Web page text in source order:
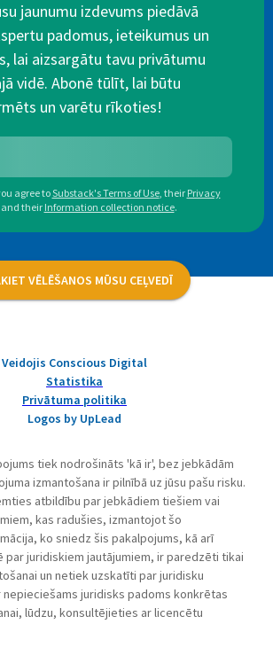
jaunumu izdevums piedāvā
padomus, ieteikumus un
lai aizsargātu tavu privātumu
vidē. Abonē tūlīt, lai būtu
un varētu rīkoties!
agree toSubstack's Terms of Use, their Privacy
and their Information collection notice.
VĒLĒŠANOS MŪSU CEĻVEDĪ
Veidojis Conscious Digital
Statistika
Privātuma politika
Logos by UpLead
tiek nodrošināts 'kā ir', bez jebkādām
izmantošana ir pilnībā uz jūsu pašu risku.
atbildību par jebkādiem tiešiem vai
kas radušies, izmantojot šo
ko sniedz šis pakalpojums, kā arī
par juridiskiem jautājumiem, ir paredzēti tikai
un netiek uzskatīti par juridisku
nepieciešams juridisks padoms konkrētas
lūdzu, konsultējieties ar licencētu